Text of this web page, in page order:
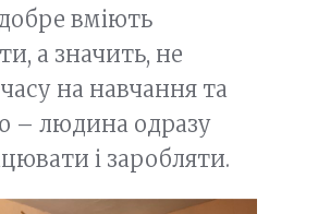
вміють
а значить, не
на навчання та
– людина одразу
і заробляти.